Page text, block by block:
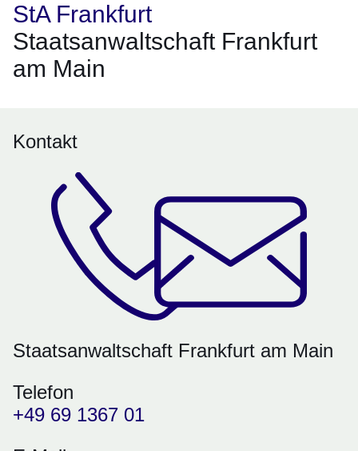
StA Frankfurt
Staatsanwaltschaft Frankfurt
am Main
Kontakt
Staatsanwaltschaft Frankfurt am Main
Telefon
+49 69 1367 01